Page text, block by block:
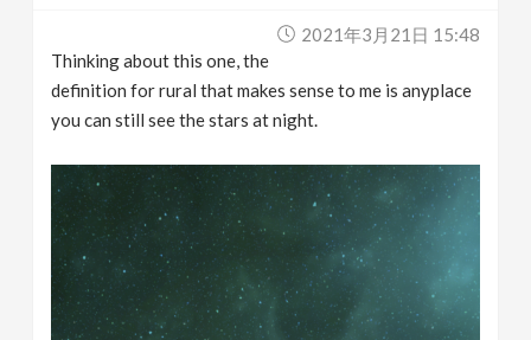
2021年3月21日 15:48
Thinking about this one, the
definition for rural that makes sense to me is anyplace
you can still see the stars at night.